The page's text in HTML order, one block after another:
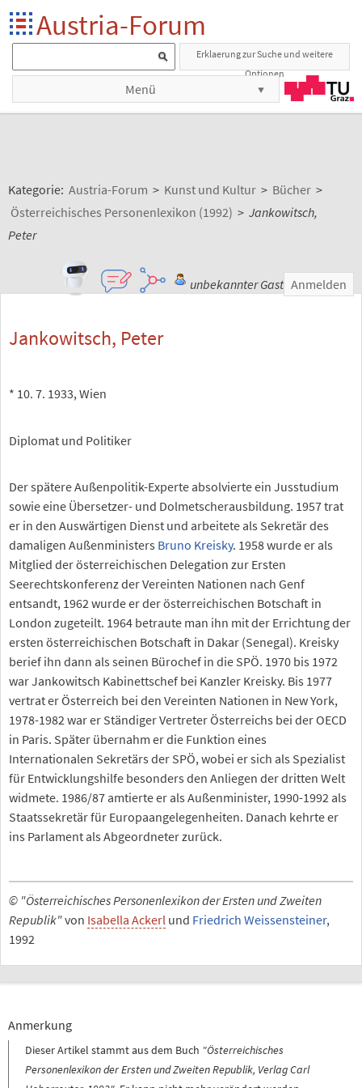
Austria-Forum
Erklaerung zur Suche und weitere
Optionen
Menü
Kategorie: Austria-Forum > Kunst und Kultur > Bücher >
Österreichisches Personenlexikon (1992) > Jankowitsch,
Peter
unbekannter Gast Anmelden
Jankowitsch, Peter
* 10. 7. 1933, Wien
Diplomat und Politiker
Der spätere Außenpolitik-Experte absolvierte ein Jusstudium
sowie eine Übersetzer- und Dolmetscherausbildung. 1957 trat
er in den Auswärtigen Dienst und arbeitete als Sekretär des
damaligen Außenministers Bruno Kreisky. 1958 wurde er als
Mitglied der österreichischen Delegation zur Ersten
Seerechtskonferenz der Vereinten Nationen nach Genf
entsandt, 1962 wurde er der österreichischen Botschaft in
London zugeteilt. 1964 betraute man ihn mit der Errichtung der
ersten österreichischen Botschaft in Dakar (Senegal). Kreisky
berief ihn dann als seinen Bürochef in die SPÖ. 1970 bis 1972
war Jankowitsch Kabinettschef bei Kanzler Kreisky. Bis 1977
vertrat er Österreich bei den Vereinten Nationen in New York,
1978-1982 war er Ständiger Vertreter Österreichs bei der OECD
in Paris. Später übernahm er die Funktion eines
Internationalen Sekretärs der SPÖ, wobei er sich als Spezialist
für Entwicklungshilfe besonders den Anliegen der dritten Welt
widmete. 1986/87 amtierte er als Außenminister, 1990-1992 als
Staatssekretär für Europaangelegenheiten. Danach kehrte er
ins Parlament als Abgeordneter zurück.
© "Österreichisches Personenlexikon der Ersten und Zweiten
Republik"von Isabella Ackerl und Friedrich Weissensteiner,
1992
Anmerkung
Dieser Artikel stammt aus dem Buch "Österreichisches
Personenlexikon der Ersten und Zweiten Republik, Verlag Carl